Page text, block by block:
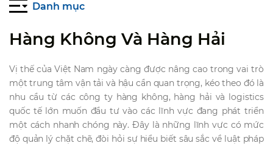
Danh mục
Hàng Không Và Hàng Hải
Vị thế của Việt Nam ngày càng được nâng cao trong vai trò
một trung tâm vận tải và hậu cần quan trọng, kéo theo đó là
nhu cầu từ các công ty hàng không, hàng hải và logistics
quốc tế lớn muốn đầu tư vào các lĩnh vực đang phát triển
một cách nhanh chóng này. Đây là những lĩnh vực có mức
độ quản lý chặt chẽ, đòi hỏi sự hiểu biết sâu sắc về luật pháp